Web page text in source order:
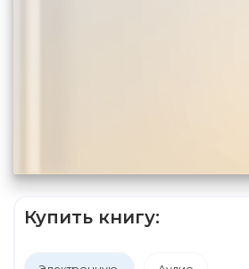
Купить книгу: